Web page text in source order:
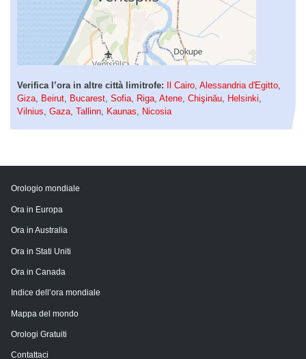
Verifica l’ora in altre città limitrofe: Il Cairo Alessandria d'Egitto
Giza
Beirut Bucarest Sofia Riga Atene Chişinău Helsinki
Vilnius Gaza Tallinn Kaunas Nicosia
Orologio mondiale
Ora in Europa
Ora in Australia
Ora in Stati Uniti
Ora in Canada
Indice dell’ora mondiale
Mappa del mondo
Orologi Gratuiti
Contattaci